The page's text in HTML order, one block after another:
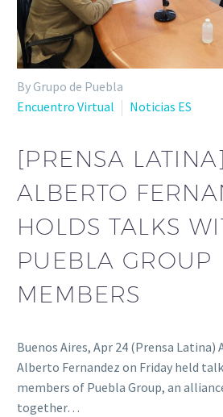
By Grupo de Puebla
Encuentro Virtual
Noticias ES
[PRENSA LATINA]
ALBERTO
HOLDS TALKS
PUEBLA GROUP
MEMBERS
Buenos Aires, Apr 24 (Prensa
Alberto Fernandez on Friday held
members of Puebla Group, an
together…